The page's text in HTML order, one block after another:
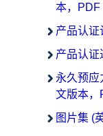
本，PDF
产品认证
产品认证
永久预应
文版本，
图片集 (